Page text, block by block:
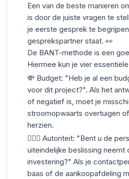
Een van de beste manieren
is door de juiste vragen te
je eerste gesprek te
gesprekspartner staat. 👀
De BANT-methode is een
Hiermee kun je vier
💸 Budget: "Heb je al een
voor dit project?". Als het
of negatief is, moet je
stroomopwaarts overtuigen
herzien.
👩🏻‍⚖️ Autoriteit: "Bent u de
uiteindelijke beslissing neemt
investering?" Als je
baas of de aankoopafdeling